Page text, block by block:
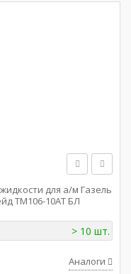
для а/м Газель
ТМ106-10АТ БЛ
> 10 шт.
Аналоги